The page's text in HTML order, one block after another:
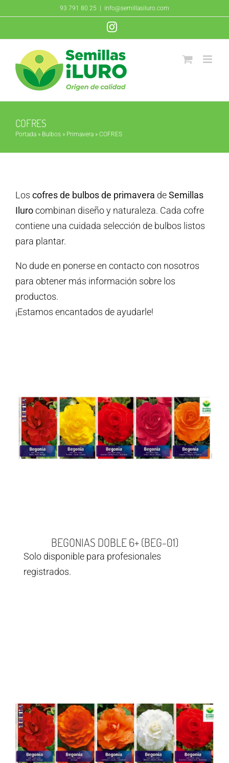
contenido
93 791 80 25 info@semillasiluro.com
Instagram
COFRES
Portada » Bulbos » Primavera » COFRES
Los cofres de bulbos de primavera deSemillas
Ilurocombinan diseño y naturaleza. Cada cofre
contiene una cuidada selección de bulbos listos
para plantar.
No dude en ponerse en contacto con nosotros
para obtener más información sobre los
productos.
¡Estamos encantados de ayudarle!
BEGONIAS DOBLE 6+ (BEG-01)
Solo disponible para profesionales
registrados.